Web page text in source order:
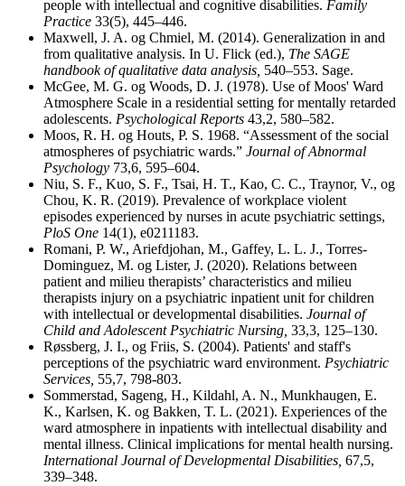
people with intellectual and cognitive disabilities. Family
Practice 33(5), 445–446.
Maxwell, J. A. og Chmiel, M. (2014). Generalization in and
from qualitative analysis. In U. Flick (ed.), The SAGE
handbook of qualitative data analysis, 540–553. Sage.
McGee, M. G. og Woods, D. J. (1978). Use of Moos' Ward
Atmosphere Scale in a residential setting for mentally retarded
adolescents. Psychological Reports 43,2, 580–582.
Moos, R. H. og Houts, P. S. 1968. “Assessment of the social
atmospheres of psychiatric wards.” Journal of Abnormal
Psychology 73,6, 595–604.
Niu, S. F., Kuo, S. F., Tsai, H. T., Kao, C. C., Traynor, V., og
Chou, K. R. (2019). Prevalence of workplace violent
episodes experienced by nurses in acute psychiatric settings,
PloS One 14(1), e0211183.
Romani, P. W., Ariefdjohan, M., Gaffey, L. L. J., Torres‐
Dominguez, M. og Lister, J. (2020). Relations between
patient and milieu therapists’ characteristics and milieu
therapists injury on a psychiatric inpatient unit for children
with intellectual or developmental disabilities. Journal of
Child and Adolescent Psychiatric Nursing, 33,3, 125–130.
Røssberg, J. I., og Friis, S. (2004). Patients' and staff's
perceptions of the psychiatric ward environment. Psychiatric
Services, 55,7, 798-803.
Sommerstad, Sageng, H., Kildahl, A. N., Munkhaugen, E.
K., Karlsen, K. og Bakken, T. L. (2021). Experiences of the
ward atmosphere in inpatients with intellectual disability and
mental illness. Clinical implications for mental health nursing.
International Journal of Developmental Disabilities, 67,5,
339–348.